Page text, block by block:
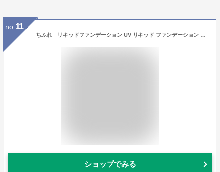
no. 11
ちふれ リキッドファンデーション UV リキッド ファンデーション 23(ピンクオークル系 ややピンクより) 30ml ちふれ チフレUVリキツドフアンデ-シS23
ショップでみる